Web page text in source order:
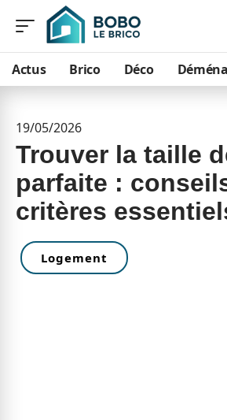
Actus Brico Déco
19/05/2026
Trouver la taille
parfaite :
critères
Logement